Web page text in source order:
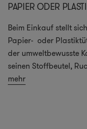
PAPIER ODER
Beim Einkauf stellt
Papier- oder
der umweltbewusste
seinen Stoffbeutel,
mehr